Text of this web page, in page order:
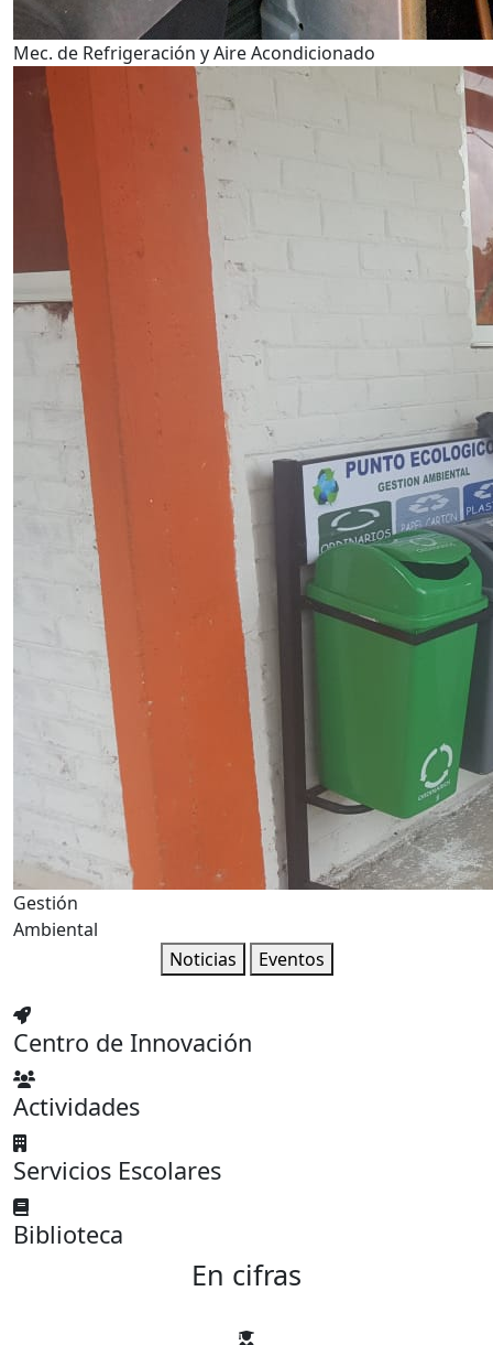
Mec. de Refrigeración y Aire Acondicionado
Gestión
Ambiental
Noticias
Eventos
Centro de Innovación
Actividades
Servicios Escolares
Biblioteca
En cifras